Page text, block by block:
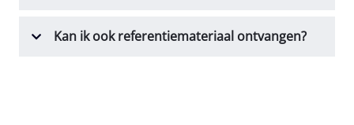
Kan ik ook referentiemateriaal ontvangen?